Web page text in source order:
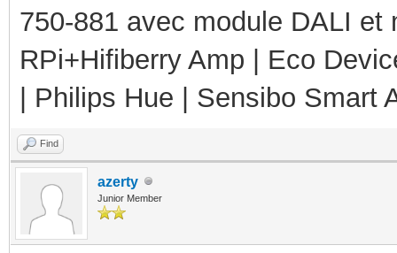
750-881 avec module DALI
RPi+Hifiberry Amp | Eco
| Philips Hue | Sensibo Smart
Find
azerty
Junior Member